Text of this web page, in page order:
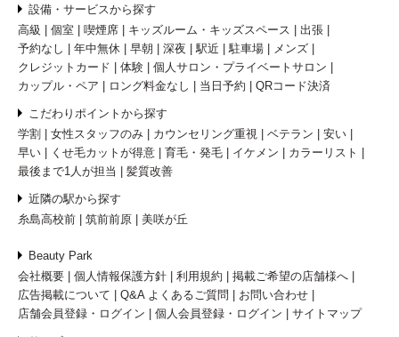
設備・サービスから探す
高級
個室 喫煙席 キッズルーム・キッズスペース
出張
予約なし
年中無休 早朝 深夜 駅近 駐車場
メンズ
クレジットカード
体験
個人サロン・プライベートサロン
カップル・ペア
ロング料金なし 当日予約 QRコード決済
こだわりポイントから探す
学割
女性スタッフのみ カウンセリング重視 ベテラン
安い
早い
くせ毛カットが得意 育毛・発毛 イケメン
カラーリスト
最後まで1人が担当
髪質改善
近隣の駅から探す
糸島高校前
筑前前原 美咲が丘
Beauty Park
会社概要
個人情報保護方針 利用規約
掲載ご希望の店舗様へ
広告掲載について
Q&A よくあるご質問
お問い合わせ
店舗会員登録・ログイン
個人会員登録・ログイン サイトマップ